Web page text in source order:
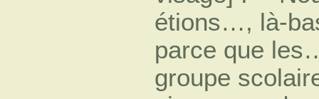
étions…, là-
parce que
groupe